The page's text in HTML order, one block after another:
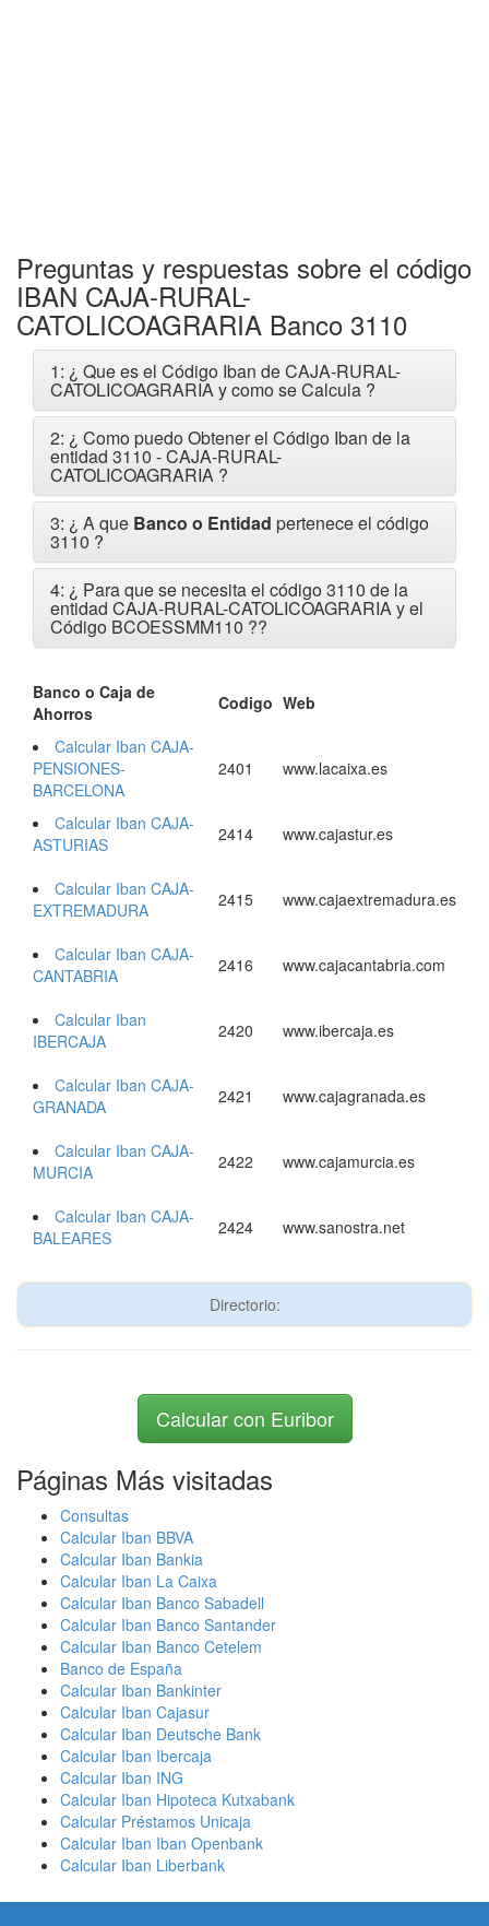
Preguntas y respuestas sobre el código
IBAN CAJA-RURAL-
CATOLICOAGRARIA Banco 3110
1: ¿ Que es el Código Iban de CAJA-RURAL-
CATOLICOAGRARIA y como se Calcula ?
2: ¿ Como puedo Obtener el Código Iban de la
entidad 3110 - CAJA-RURAL-
CATOLICOAGRARIA ?
3: ¿ A que Banco o Entidad pertenece el código
3110 ?
4: ¿ Para que se necesita el código 3110 de la
entidad CAJA-RURAL-CATOLICOAGRARIA y el
Código BCOESSMM110 ??
Banco o Caja de
Ahorros
Codigo Web
Calcular Iban CAJA-
PENSIONES-
BARCELONA
2401 www.lacaixa.es
Calcular Iban CAJA-
ASTURIAS
2414 www.cajastur.es
Calcular Iban CAJA-
EXTREMADURA
2415 www.cajaextremadura.es
Calcular Iban CAJA-
CANTABRIA
2416 www.cajacantabria.com
Calcular Iban
IBERCAJA
2420 www.ibercaja.es
Calcular Iban CAJA-
GRANADA
2421 www.cajagranada.es
Calcular Iban CAJA-
MURCIA
2422 www.cajamurcia.es
Calcular Iban CAJA-
BALEARES
2424 www.sanostra.net
Directorio:
Calcular con Euribor
Páginas Más visitadas
Consultas
Calcular Iban BBVA
Calcular Iban Bankia
Calcular Iban La Caixa
Calcular Iban Banco Sabadell
Calcular Iban Banco Santander
Calcular Iban Banco Cetelem
Banco de España
Calcular Iban Bankinter
Calcular Iban Cajasur
Calcular Iban Deutsche Bank
Calcular Iban Ibercaja
Calcular Iban ING
Calcular Iban Hipoteca Kutxabank
Calcular Préstamos Unicaja
Calcular Iban Iban Openbank
Calcular Iban Liberbank